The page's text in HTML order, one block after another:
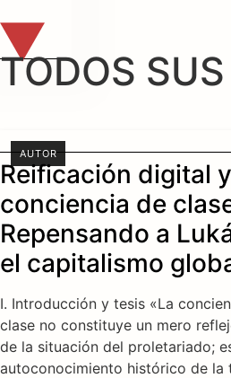
TODOS SUS
AUTOR
Reificación digital y
conciencia de
Repensando a
el capitalismo
I. Introducción y tesis «La
clase no constituye un mero
de la situación del proletariado;
autoconocimiento histórico de la